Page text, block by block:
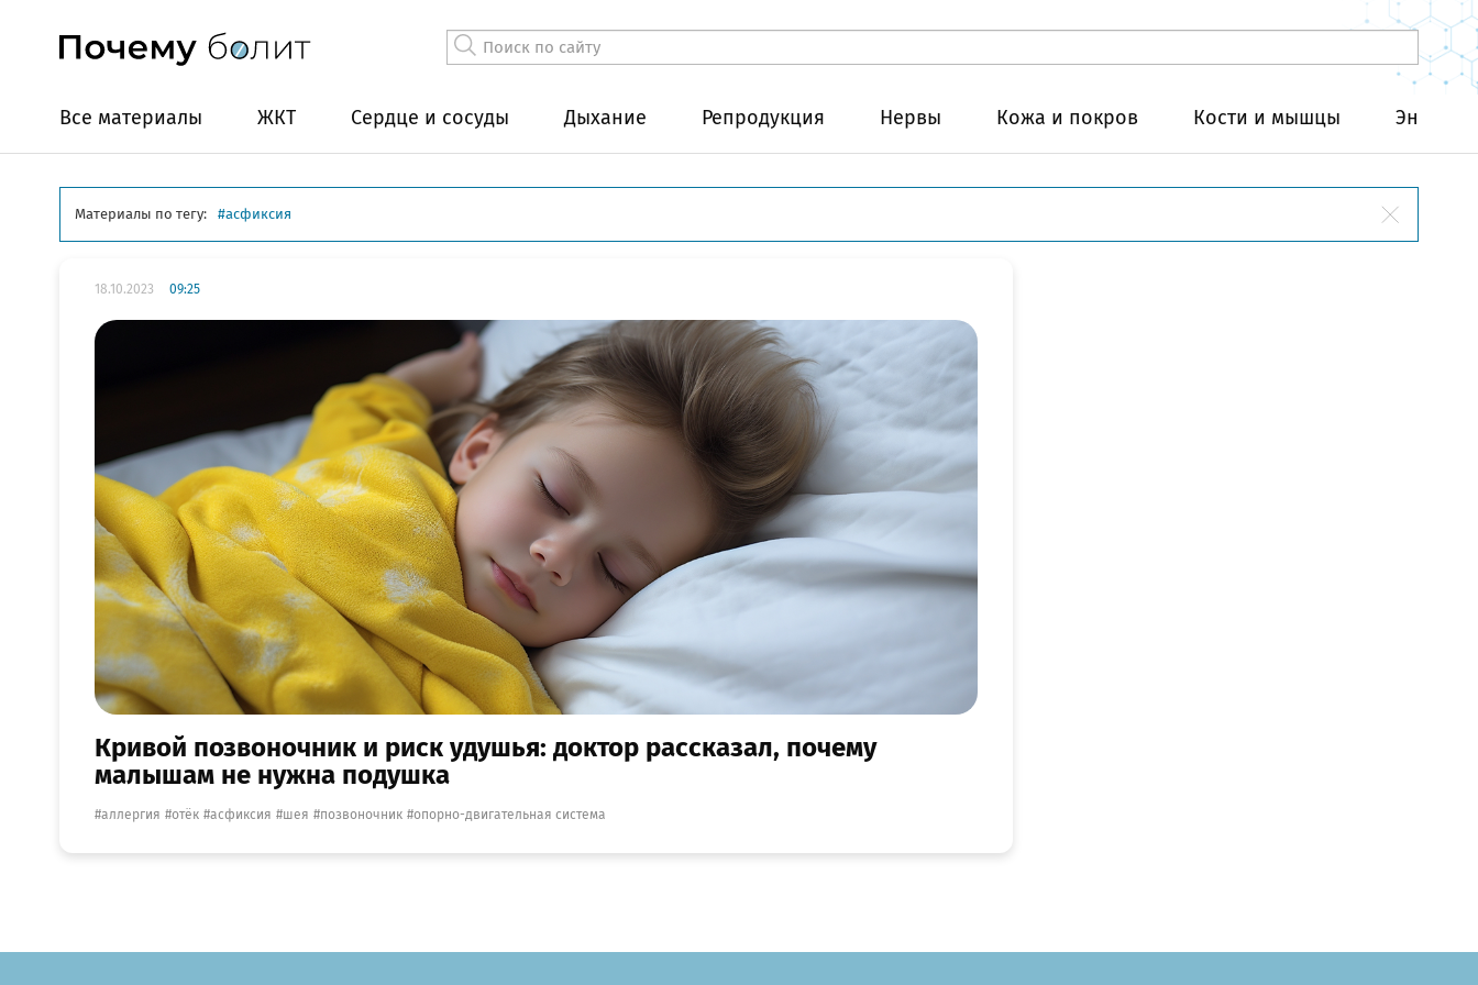
Все материалы ЖКТ Сердце и сосуды Дыхание Репродукция Нервы Кожа и покров Кости и мышцы
Материалы по тегу: асфиксия
18.10.2023 09:25
Кривой позвоночник и риск удушья: доктор рассказал, почему
малышам не нужна подушка
аллергия отёк асфиксия шея позвоночник опорно-двигательная система